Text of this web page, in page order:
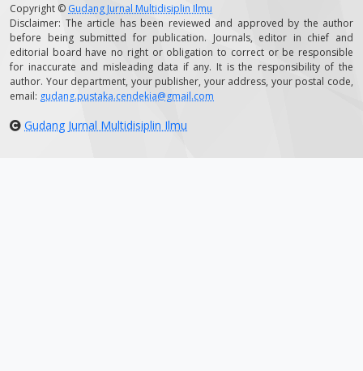
Copyright © Gudang Jurnal Multidisiplin Ilmu
Disclaimer: The article has been reviewed and approved by the author
before being submitted for publication. Journals, editor in chief and
editorial board have no right or obligation to correct or be responsible
for inaccurate and misleading data if any. It is the responsibility of the
author. Your department, your publisher, your address, your postal code,
email: gudang.pustaka.cendekia@gmail.com
Gudang Jurnal Multidisiplin Ilmu